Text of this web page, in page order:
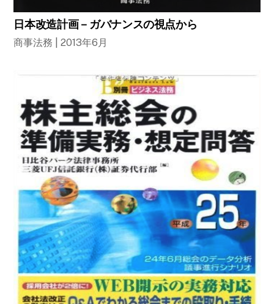
日本改造計画－ガバナンスの視点から
商事法務 | 2013年6月